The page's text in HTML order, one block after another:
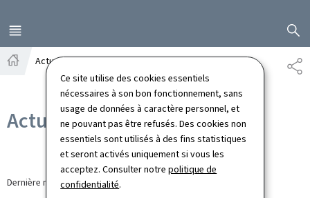
Ce site utilise des cookies essentiels
nécessaires à son bon fonctionnement, sans
usage de données à caractère personnel, et
ne pouvant pas être refusés. Des cookies non
essentiels sont utilisés à des fins statistiques
et seront activés uniquement si vous les
acceptez. Consulter notrepolitique de
confidentialité.
MENU
PRINCIPAL
Actualités
Actualités
Dernière modification le30.03.2026